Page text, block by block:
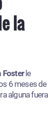
la
Fosterle
6 meses de
alguna fuera